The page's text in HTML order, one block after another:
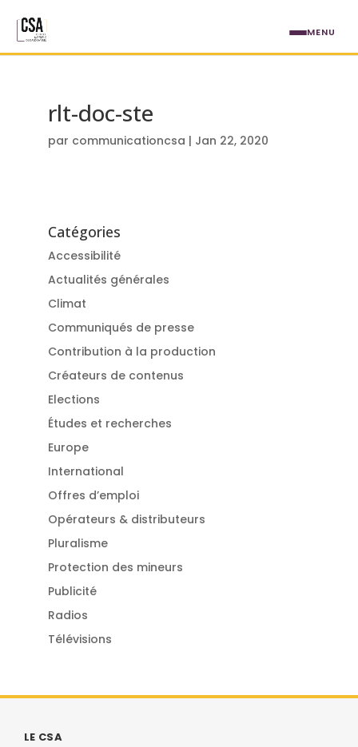
rlt-doc-ste
par communicationcsa | Jan 22, 2020
Catégories
Accessibilité
Actualités générales
Climat
Communiqués de presse
Contribution à la production
Créateurs de contenus
Elections
Études et recherches
Europe
International
Offres d’emploi
Opérateurs & distributeurs
Pluralisme
Protection des mineurs
Publicité
Radios
Télévisions
LE CSA
MENU